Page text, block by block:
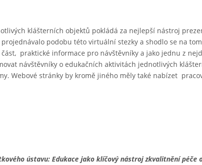
klášterních objektů pokládá za nejlepší nástroj
podobu této virtuální stezky a shodlo se na
praktické informace pro návštěvníky a jako jednu z
návštěvníky o edukačních aktivitách jednotlivých
Webové stránky by kromě jiného měly také nabízet
ústavu: Edukace jako klíčový nástroj zkvalitnění péče